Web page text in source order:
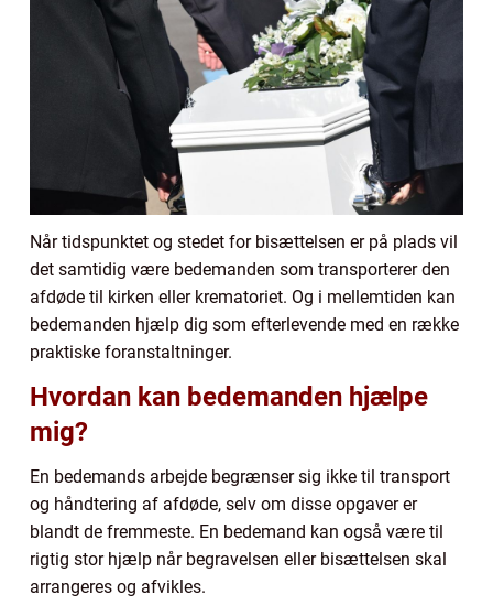
Når tidspunktet og stedet for bisættelsen er på plads vil
det samtidig være bedemanden som transporterer den
afdøde til kirken eller krematoriet. Og i mellemtiden kan
bedemanden hjælp dig som efterlevende med en række
praktiske foranstaltninger.
Hvordan kan bedemanden hjælpe
mig?
En bedemands arbejde begrænser sig ikke til transport
og håndtering af afdøde, selv om disse opgaver er
blandt de fremmeste. En bedemand kan også være til
rigtig stor hjælp når begravelsen eller bisættelsen skal
arrangeres og afvikles.